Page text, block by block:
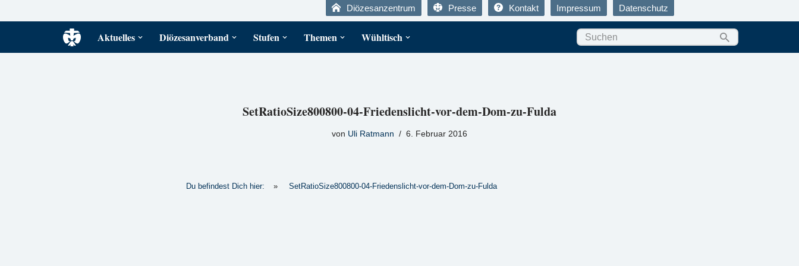
Diözesanzentrum Presse Kontakt Impressum Datenschutz
Aktuelles Diözesanverband Stufen Themen Wühltisch
SetRatioSize800800-04-Friedenslicht-vor-dem-Dom-zu-Fulda
von Uli Ratmann 6. Februar 2016
Du befindest Dich hier: » SetRatioSize800800-04-Friedenslicht-vor-dem-Dom-zu-Fulda